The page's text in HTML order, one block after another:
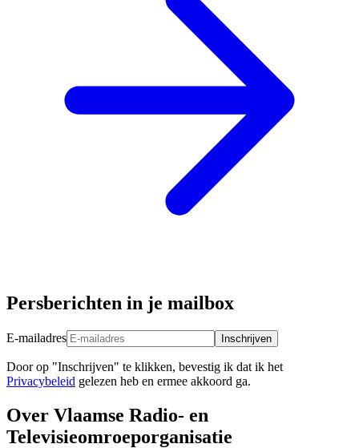
Persberichten in je mailbox
E-mailadres Inschrijven
Door op "Inschrijven" te klikken, bevestig ik dat ik het
Privacybeleid gelezen heb en ermee akkoord ga.
Over Vlaamse Radio- en
Televisieomroeporganisatie